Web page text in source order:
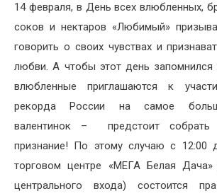
14 февраля, в День всех влюбленных,
соков и нектаров «Любимый»
говорить о своих чувствах и
любви. А чтобы этот день
влюбленные приглашаются к
рекорда России на самое
валентинок – предстоит собрать
признание! По этому случаю с 12:00
торговом центре «МЕГА Белая
центрального входа) состоится